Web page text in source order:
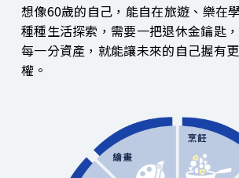
想像60歲的自己，能自在旅遊、樂在
種種生活探索，需要一把退休金鑰匙
每一分資產，就能讓未來的自己握有
權。